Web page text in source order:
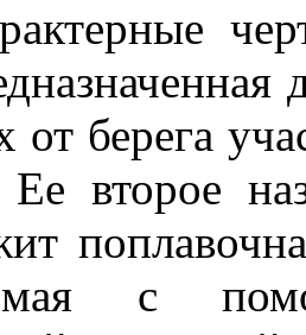
черты
от берега
второе
с